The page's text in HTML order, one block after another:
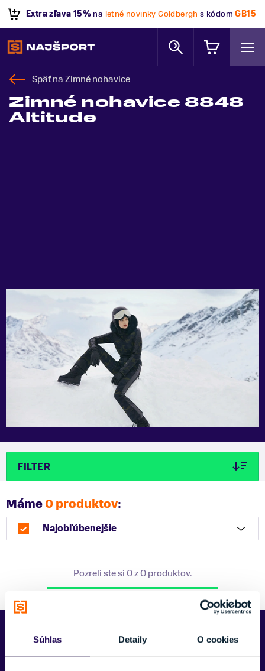
Súhlas Detaily O cookies
novinky Goldberghs kódomGB15 VÝPREDAJ
- Zľavy
sezónu už dnes!
Späť naZimné nohavice
Zimné nohavice 8848
Altitude
FILTER
Máme0 produktov:
Najobľúbenejšie
Pozreli ste si 0 z 0 produktov.
Predajne Najšport